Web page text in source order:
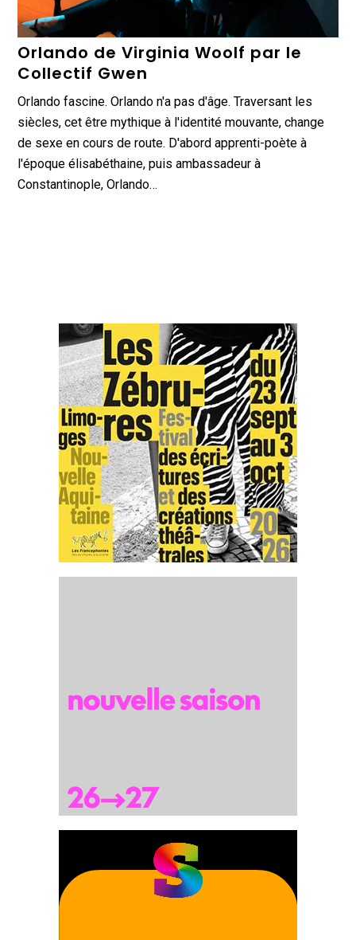
Orlando de Virginia Woolf par le
Collectif Gwen
Orlando fascine. Orlando n'a pas d'âge. Traversant les
siècles, cet être mythique à l'identité mouvante, change
de sexe en cours de route. D'abord apprenti-poète à
l'époque élisabéthaine, puis ambassadeur à
Constantinople, Orlando…